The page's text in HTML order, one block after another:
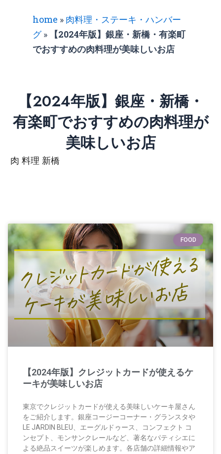
home » 肉料理・ステーキ・ハンバー
グ»
【2024年版】銀座・新橋・有楽町
でおすすめの肉料理が美味しいお店
【2024年版】銀座・新橋・
有楽町でおすすめの肉料理が
美味しいお店
肉 料理 新橋
FOOD
【2024年版】クレジットカードが使えるケ
ーキが美味しいお店
東京でクレジットカードが使える美味しいケーキ屋さん
をご紹介します。銀座コージーコーナー・グランスタや
LE JARDIN BLEU、エーグルドゥース、コンフェクト コ
ンセプト、モンサンクレールなど、著名なパティシエに
よる絶品スイーツが楽しめます。各店舗の詳細情報やア